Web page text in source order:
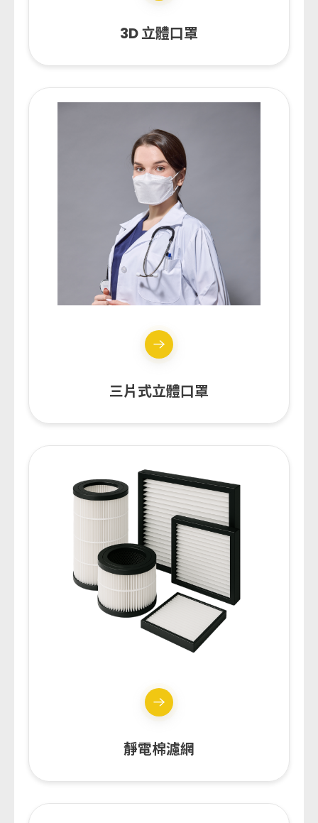
3D 立體口罩
三片式立體口罩
靜電棉濾網